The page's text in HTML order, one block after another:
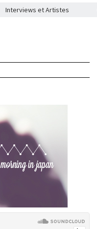
Interviews et Artistes